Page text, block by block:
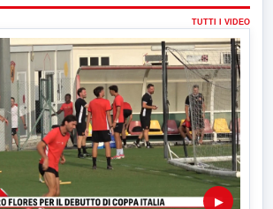
TUTTI I VIDEO
▶